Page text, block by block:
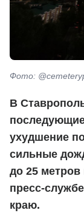
Фото:
В
ухудшение
сильные
до 25
пресс-
краю.